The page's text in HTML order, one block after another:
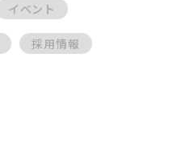
イベント
採用情報